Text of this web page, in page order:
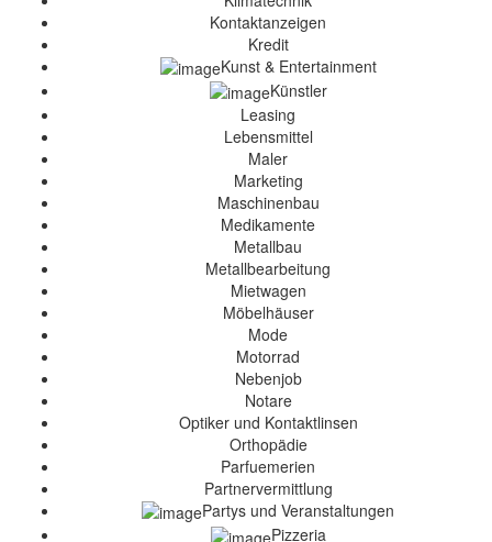
Kontaktanzeigen
Kredit
Kunst & Entertainment
Künstler
Leasing
Lebensmittel
Maler
Marketing
Maschinenbau
Medikamente
Metallbau
Metallbearbeitung
Mietwagen
Möbelhäuser
Mode
Motorrad
Nebenjob
Notare
Optiker und Kontaktlinsen
Orthopädie
Parfuemerien
Partnervermittlung
Partys und Veranstaltungen
Pizzeria